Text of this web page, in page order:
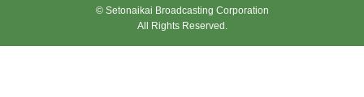
© Setonaikai Broadcasting Corporation
All Rights Reserved.